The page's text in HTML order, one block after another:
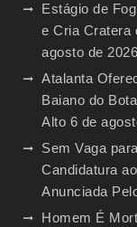
Estágio de
e Cria Cratera
agosto de 2026
Atalanta
Baiano do
Alto 6 de
Sem Vaga
Candidatura
Anunciada
Homem É